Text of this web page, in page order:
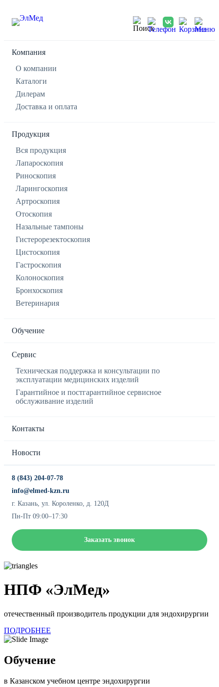
Компания
О компании
Каталоги
Дилерам
Доставка и оплата
Продукция
Вся продукция
Лапароскопия
Риноскопия
Ларингоскопия
Артроскопия
Отоскопия
Назальные тампоны
Гистерорезектоскопия
Цистоскопия
Гастроскопия
Колоноскопия
Бронхоскопия
Ветеринария
Обучение
Сервис
Техническая поддержка и консультации по
эксплуатации медицинских изделий
Гарантийное и постгарантийное сервисное
обслуживание изделий
Контакты
Новости
8 (843) 204-07-78
info@elmed-kzn.ru
г. Казань, ул. Короленко, д. 120Д
Пн-Пт 09:00–17:30
Заказать звонок
НПФ «ЭлМед»
отечественный производитель продукции для эндохирургии
ПОДРОБНЕЕ
Обучение
в Казанском учебном центре эндохирургии